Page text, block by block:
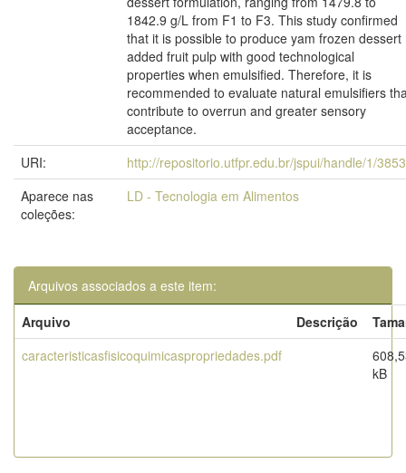
1842.9 g/L from F1 to F3. This study confirmed
that it is possible to produce yam frozen dessert
added fruit pulp with good technological
properties when emulsified. Therefore, it is
recommended to evaluate natural emulsifiers
contribute to overrun and greater sensory
acceptance.
URI:
http://repositorio.utfpr.edu.br/jspui/handle/1/
Aparece nas
coleções:
LD - Tecnologia em Alimentos
Arquivos associados a este item:
Arquivo
Descrição
caracteristicasfisicoquimicaspropriedades.pdf
kB